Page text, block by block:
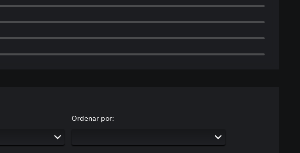
Ordenar por: